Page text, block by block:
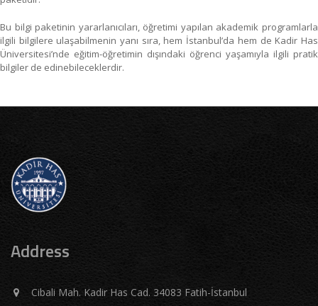
Bu bilgi paketinin yararlanıcıları, öğretimi yapılan akademik programlarla
ilgili bilgilere ulaşabilmenin yanı sıra, hem İstanbul’da hem de Kadir Has
Üniversitesi’nde eğitim-öğretimin dışındaki öğrenci yaşamıyla ilgili pratik
bilgiler de edinebileceklerdir.
Address
Cibali Mah. Kadir Has Cad. 34083 Fatih-İstanbul